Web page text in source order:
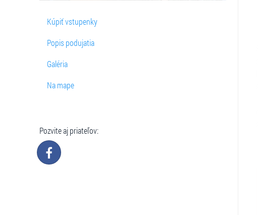
Kúpiť vstupenky
Popis podujatia
Galéria
Na mape
Pozvite aj priateľov: